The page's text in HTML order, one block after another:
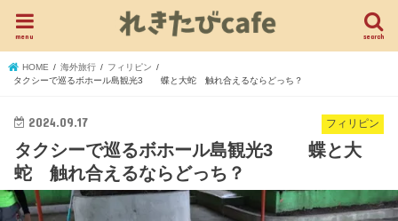
search
menu
HOME 海外旅行
フィリピン
タクシーで巡るボホール島観光3 蝶と大蛇 触れ合えるならどっち？
フィリピン
2024.09.17
タクシーで巡るボホール島観光3 蝶と大
蛇 触れ合えるならどっち？